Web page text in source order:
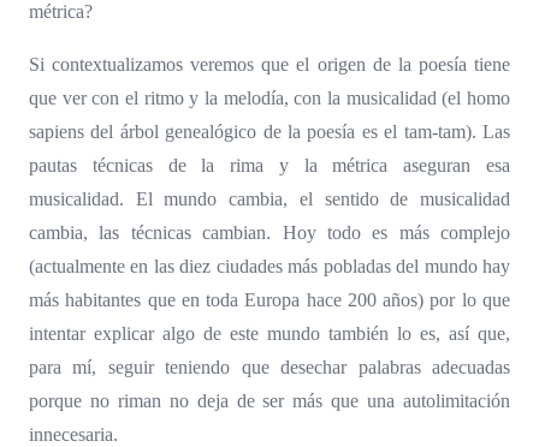
métrica?
Si contextualizamos veremos que el origen de la poesía tiene
que ver con el ritmo y la melodía, con la musicalidad (el homo
sapiens del árbol genealógico de la poesía es el tam-tam). Las
pautas técnicas de la rima y la métrica aseguran esa
musicalidad. El mundo cambia, el sentido de musicalidad
cambia, las técnicas cambian. Hoy todo es más complejo
(actualmente en las diez ciudades más pobladas del mundo hay
más habitantes que en toda Europa hace 200 años) por lo que
intentar explicar algo de este mundo también lo es, así que,
para mí, seguir teniendo que desechar palabras adecuadas
porque no riman no deja de ser más que una autolimitación
innecesaria.